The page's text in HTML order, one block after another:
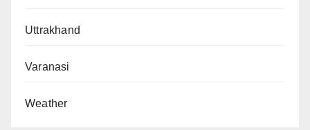
Uttrakhand
Varanasi
Weather